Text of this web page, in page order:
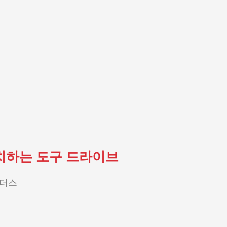
하는 도구 드라이브
스